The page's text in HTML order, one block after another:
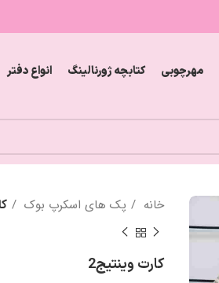
مهرچوبی کتابچه ژورنالینگ انواع دفتر
خانه پک های اسکرپ بوک
کارت وینتیج2